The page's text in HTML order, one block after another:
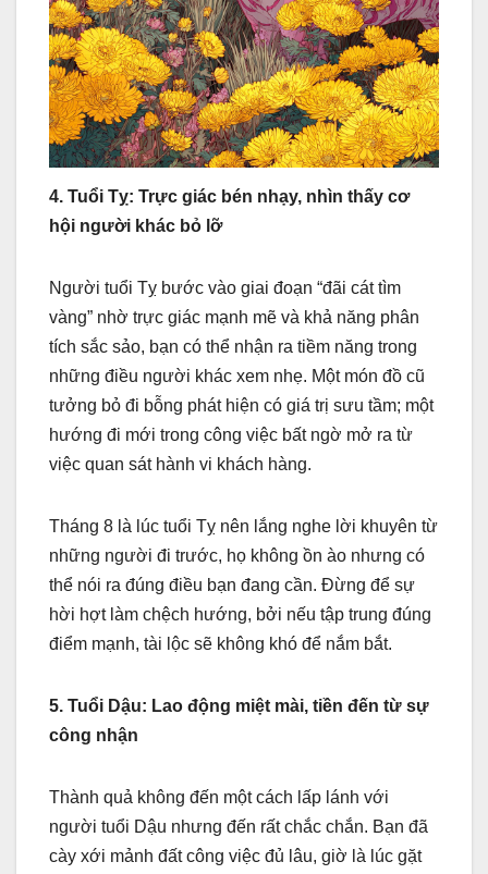
4. Tuổi Tỵ: Trực giác bén nhạy, nhìn thấy cơ
hội người khác bỏ lỡ
Người tuổi Tỵ bước vào giai đoạn “đãi cát tìm
vàng” nhờ trực giác mạnh mẽ và khả năng phân
tích sắc sảo, bạn có thể nhận ra tiềm năng trong
những điều người khác xem nhẹ. Một món đồ cũ
tưởng bỏ đi bỗng phát hiện có giá trị sưu tầm; một
hướng đi mới trong công việc bất ngờ mở ra từ
việc quan sát hành vi khách hàng.
Tháng 8 là lúc tuổi Tỵ nên lắng nghe lời khuyên từ
những người đi trước, họ không ồn ào nhưng có
thể nói ra đúng điều bạn đang cần. Đừng để sự
hời hợt làm chệch hướng, bởi nếu tập trung đúng
điểm mạnh, tài lộc sẽ không khó để nắm bắt.
5. Tuổi Dậu: Lao động miệt mài, tiền đến từ sự
công nhận
Thành quả không đến một cách lấp lánh với
người tuổi Dậu nhưng đến rất chắc chắn. Bạn đã
cày xới mảnh đất công việc đủ lâu, giờ là lúc gặt